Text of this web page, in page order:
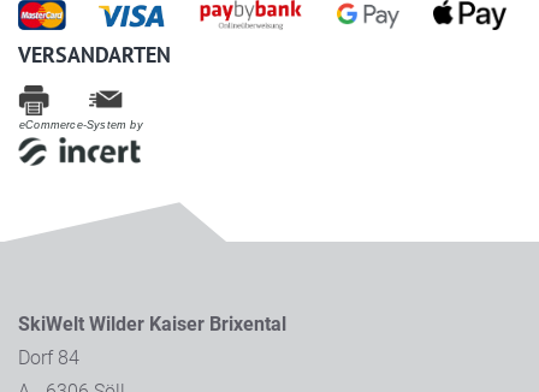
VERSANDARTEN
eCommerce-System by
SkiWelt Wilder Kaiser Brixental
Dorf 84